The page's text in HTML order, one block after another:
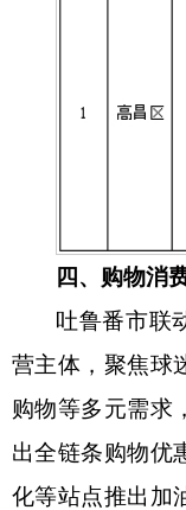
四、购物消
吐鲁番市联
营主体，聚焦球
购物等多元需求
出全链条购物优
化等站点推出加